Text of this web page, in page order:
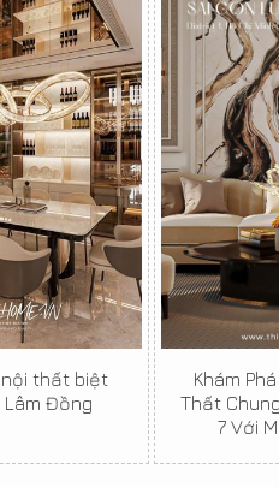
thất biệt
Đồng
Khám
Thất
7 Với